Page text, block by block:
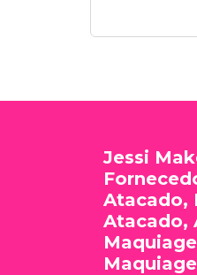
Jessi
Atacado,
Atacado,